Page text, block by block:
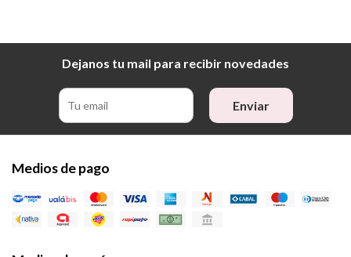
Dejanos tu mail para recibir novedades
Enviar
Medios de pago